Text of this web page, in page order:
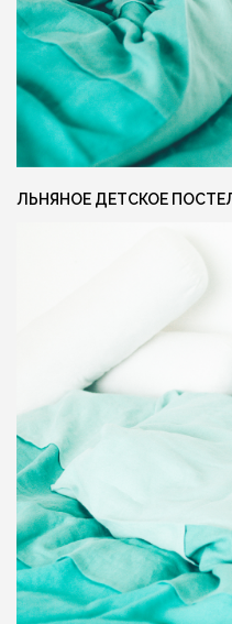
ЛЬНЯНОЕ ДЕТСКОЕ
Свяжитесь с нами любым
способом, или заполните
перезвоним вам для
Я даю согласие на обработку
данных и соглашаюсь с
конфиденциальности
VKONTAKTE
PINTEREST
TELEGRAM
INSTAGRAM
СОЦ. СЕТИ
+375
ОСТАВИТЬ ЗАЯВКУ +